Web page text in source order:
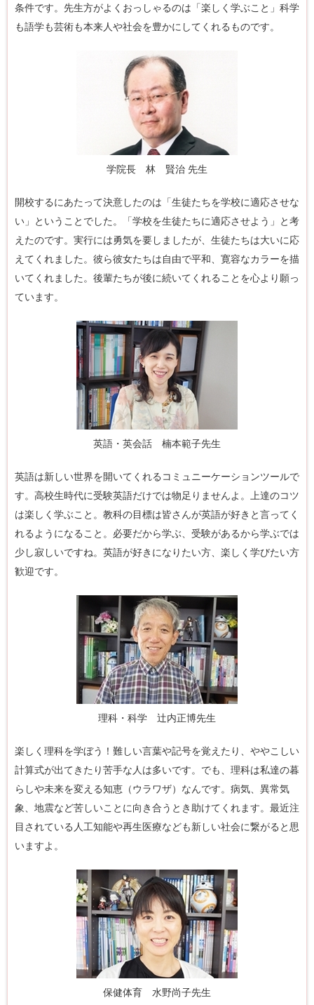
条件です。先生方がよくおっしゃるのは「楽しく学ぶこと」科学
も語学も芸術も本来人や社会を豊かにしてくれるものです。
学院長 林 賢治 先生
開校するにあたって決意したのは「生徒たちを学校に適応させな
い」ということでした。「学校を生徒たちに適応させよう」と考
えたのです。実行には勇気を要しましたが、生徒たちは大いに応
えてくれました。彼ら彼女たちは自由で平和、寛容なカラーを描
いてくれました。後輩たちが後に続いてくれることを心より願っ
ています。
英語・英会話 楠本範子先生
英語は新しい世界を開いてくれるコミュニーケーションツールで
す。高校生時代に受験英語だけでは物足りませんよ。上達のコツ
は楽しく学ぶこと。教科の目標は皆さんが英語が好きと言ってく
れるようになること。必要だから学ぶ、受験があるから学ぶでは
少し寂しいですね。英語が好きになりたい方、楽しく学びたい方
歓迎です。
理科・科学 辻内正博先生
楽しく理科を学ぼう！難しい言葉や記号を覚えたり、ややこしい
計算式が出てきたり苦手な人は多いです。でも、理科は私達の暮
らしや未来を変える知恵（ウラワザ）なんです。病気、異常気
象、地震など苦しいことに向き合うとき助けてくれます。最近注
目されている人工知能や再生医療なども新しい社会に繋がると思
いますよ。
保健体育 水野尚子先生